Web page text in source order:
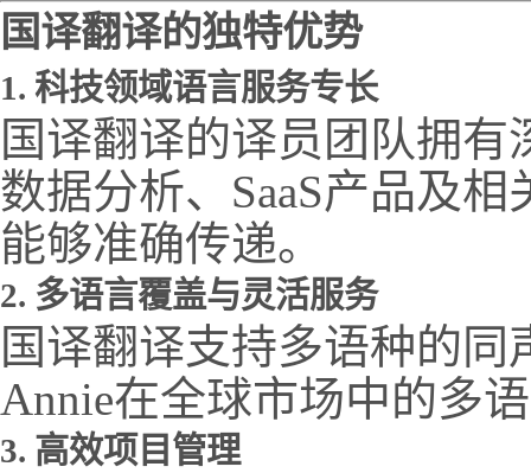
国译翻译的独特优势
1. 科技领域语言服务专长
国译翻译的译员团队拥
数据分析、SaaS产品及
能够准确传递。
2. 多语言覆盖与灵活服务
国译翻译支持多语种的
Annie在全球市场中的多
3. 高效项目管理